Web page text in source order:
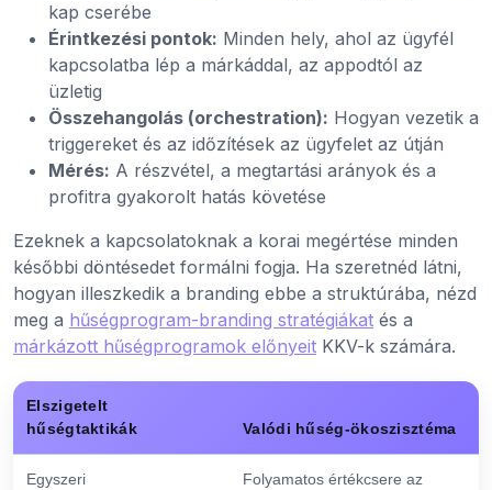
kap cserébe
Érintkezési pontok: Minden hely, ahol az ügyfél
kapcsolatba lép a márkáddal, az appodtól az
üzletig
Összehangolás (orchestration): Hogyan vezetik a
triggereket és az időzítések az ügyfelet az útján
Mérés: A részvétel, a megtartási arányok és a
profitra gyakorolt hatás követése
Ezeknek a kapcsolatoknak a korai megértése minden
későbbi döntésedet formálni fogja. Ha szeretnéd látni,
hogyan illeszkedik a branding ebbe a struktúrába, nézd
meg a hűségprogram-branding stratégiákat és a
márkázott hűségprogramok előnyeit KKV-k számára.
Elszigetelt
hűségtaktikák
Valódi hűség-ökoszisztéma
Egyszeri
Folyamatos értékcsere az